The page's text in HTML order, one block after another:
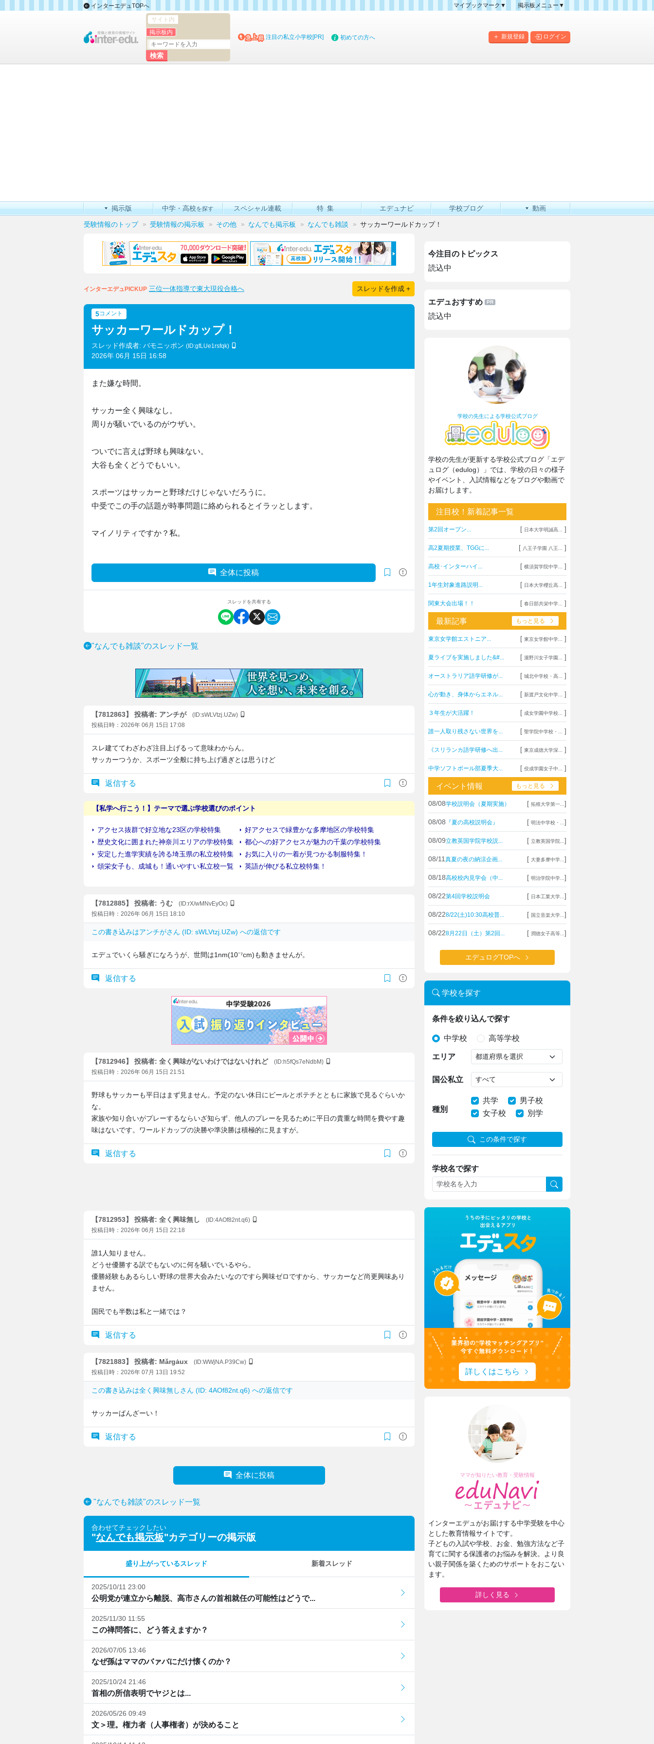
インターエデュTOPへ
マイブックマーク▼
掲示板メニュー▼
掲示板マップ
新規登録 ログイン
サイト内
掲示板内
注目の私立小学校[PR] 初めての方へ
掲示版 中学・高校を探す スペシャル連載 特集 エデュナビ 学校ブログ 動画
受験情報のトップ 受験情報の掲示板 その他 なんでも掲示板 なんでも雑談 サッカーワールドカップ！
インターエデュPICKUP 三位一体指導で東大現役合格へ スレッドを作成 +
5コメント
サッカーワールドカップ！
スレッド作成者: バモニッポン (ID:gfLUe1rsfqk)
2026年 06月 15日 16:58
また嫌な時間。
サッカー全く興味なし。
周りが騒いでいるのがウザい。
ついでに言えば野球も興味ない。
大谷も全くどうでもいい。
スポーツはサッカーと野球だけじゃないだろうに。
中受でこの手の話題が時事問題に絡められるとイラッとします。
マイノリティですか？私。
全体に投稿
スレッドを共有する
"なんでも雑談"のスレッド一覧
【7812863】 投稿者: アンチが
(ID:sWLVtzj.UZw)
投稿日時：2026年 06月 15日 17:08
スレ建ててわざわざ注目上げるって意味わからん。
サッカーつうか、スポーツ全般に持ち上げ過ぎとは思うけど
返信する
【7812885】 投稿者: うむ
(ID:rX/wMNvEyOc)
投稿日時：2026年 06月 15日 18:10
この書き込みはアンチがさん (ID: sWLVtzj.UZw) への返信です
エデュでいくら騒ぎになろうが、世間は1nm(10⁻⁷cm)も動きませんが。
返信する
【7812946】 投稿者: 全く興味がないわけではないけれど
(ID:h5fQs7eNdbM)
投稿日時：2026年 06月 15日 21:51
野球もサッカーも平日はまず見ません。予定のない休日にビールとポテチとともに家族で見るぐらいか
な。
家族や知り合いがプレーするならいざ知らず、他人のプレーを見るために平日の貴重な時間を費やす趣
味はないです。ワールドカップの決勝や準決勝は積極的に見ますが。
返信する
【7812953】 投稿者: 全く興味無し
(ID:4AOf82nt.q6)
投稿日時：2026年 06月 15日 22:18
誰1人知りません。
どうせ優勝する訳でもないのに何を騒いでいるやら。
優勝経験もあるらしい野球の世界大会みたいなのですら興味ゼロですから、サッカーなど尚更興味あり
ません。
国民でも半数は私と一緒では？
返信する
【7821883】 投稿者: Mǎrgȧux
(ID:WWjNA.P39Cw)
投稿日時：2026年 07月 13日 19:52
この書き込みは全く興味無しさん (ID: 4AOf82nt.q6) への返信です
サッカーばんざーい！
返信する
全体に投稿
"なんでも雑談"のスレッド一覧
合わせてチェックしたい
"なんでも掲示板"カテゴリーの掲示版
盛り上がっているスレッド 新着スレッド
2025/10/11 23:00
公明党が連立から離脱、高市さんの首相就任の可能性はどうで...
2025/11/30 11:55
この禅問答に、どう答えますか？
2026/07/05 13:46
なぜ孫はママのバァバにだけ懐くのか？
2025/10/24 21:46
首相の所信表明でヤジとは...
2026/05/26 09:49
文＞理。権力者（人事権者）が決めること
今注目のトピックス
読込中
エデュおすすめ
読込中
学校の先生による学校公式ブログ
学校の先生が更新する学校公式ブログ「エデ
ュログ（edulog）」では、学校の日々の様子
やイベント、入試情報などをブログや動画で
お届けします。
注目校！新着記事一覧
第2回オープン... [ 日本大学明誠高... ]
高2夏期授業、TGGに... [ 八王子学園 八王... ]
高校･インターハイ... [ 横須賀学院中学... ]
1年生対象進路説明... [ 日本大学櫻丘高... ]
関東大会出場！！ [ 春日部共栄中学... ]
最新記事 もっと見る
東京女学館エストニア... [ 東京女学館中学... ]
夏ライブを実施しました&#... [ 瀧野川女子学園... ]
オーストラリア語学研修が... [ 城北中学校・高... ]
心が動き、身体からエネル... [ 新渡戸文化中学... ]
３年生が大活躍！ [ 成女学園中学校... ]
誰一人取り残さない世界を... [ 聖学院中学校・... ]
《スリランカ語学研修へ出... [ 東京成徳大学深... ]
中学ソフトボール部夏季大... [ 佼成学園女子中... ]
イベント情報 もっと見る
08/08学校説明会（夏期実施） [ 拓殖大学第一... ]
08/08 『夏の高校説明会』 [ 明法中学校・... ]
08/09立教英国学院学校説... [ 立教英国学院... ]
08/11 真夏の夜の納涼企画... [ 大妻多摩中学... ]
08/18高校校内見学会（中... [ 明治学院中学... ]
08/22第4回学校説明会 [ 日本工業大学... ]
08/228/22(土)10:30高校普... [ 国立音楽大学... ]
08/228月22日（土）第2回... [ 潤徳女子高等... ]
エデュログTOPへ
学校を探す
条件を絞り込んで探す
中学校 高等学校
エリア
国公私立
種別
共学
男子校
女子校
別学
この条件で探す
学校名で探す
詳しくはこちら
ママが知りたい教育・受験情報
インターエデュがお届けする中学受験を中心
とした教育情報サイトです。
子どもの入試や学校、お金、勉強方法など子
育てに関する保護者のお悩みを解決。より良
い親子関係を築くためのサポートをおこない
ます。
詳しく見る